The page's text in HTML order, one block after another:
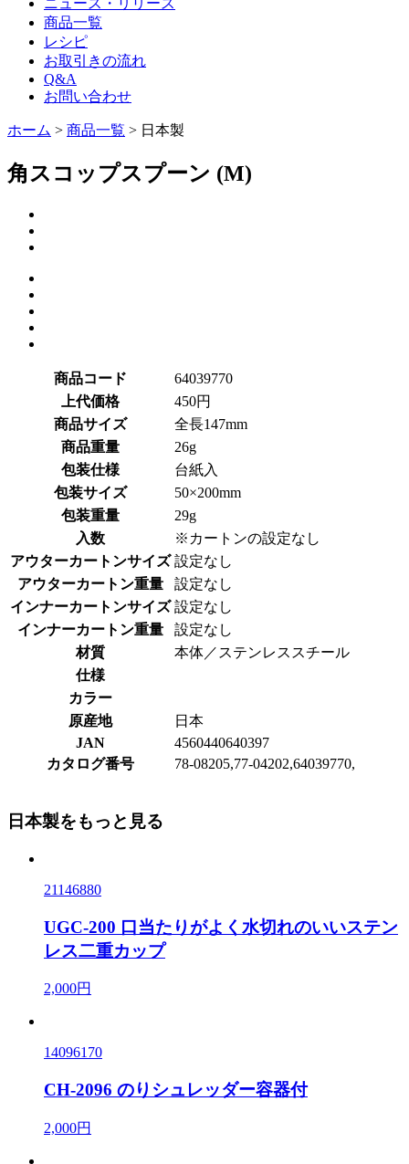
商品一覧
レシピ
お取引きの流れ
Q&A
お問い合わせ
ホーム > 商品一覧 > 日本製
角スコップスプーン (M)
商品コード
64039770
上代価格
450円
商品サイズ
全長147mm
商品重量
26g
包装仕様
台紙入
包装サイズ
50×200mm
包装重量
29g
入数
※カートンの設定なし
アウターカートンサイズ 設定なし
アウターカートン重量
設定なし
インナーカートンサイズ 設定なし
インナーカートン重量
設定なし
材質
本体／ステンレススチール
仕様
カラー
原産地
日本
JAN
4560440640397
カタログ番号
78-08205,77-04202,64039770,
日本製をもっと見る
21146880
UGC-200 口当たりがよく水切れのいいステン
レス二重カップ
2,000円
14096170
CH-2096 のりシュレッダー容器付
2,000円